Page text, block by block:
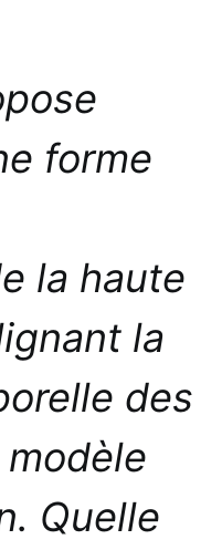
forme
la haute
la
des
Quelle